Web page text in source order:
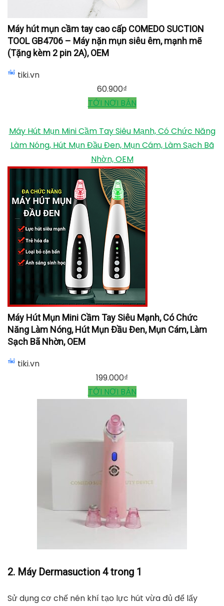
Máy hút mụn cầm tay cao cấp COMEDO SUCTION
TOOL GB4706 – Máy nặn mụn siêu êm, mạnh mẽ
(Tặng kèm 2 pin 2A), OEM
tiki.vn
60.900₫
TỚI NƠI BÁN
Máy Hút Mụn Mini Cầm Tay Siêu Mạnh, Có Chức Năng
Làm Nóng, Hút Mụn Đầu Đen, Mụn Cám, Làm Sạch Bã
Nhờn, OEM
Máy Hút Mụn Mini Cầm Tay Siêu Mạnh, Có Chức
Năng Làm Nóng, Hút Mụn Đầu Đen, Mụn Cám, Làm
Sạch Bã Nhờn, OEM
tiki.vn
199.000₫
TỚI NƠI BÁN
2. Máy Dermasuction 4 trong 1
Sử dụng cơ chế nén khí tạo lực hút vừa đủ để lấy